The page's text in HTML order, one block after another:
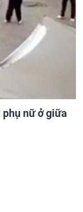
nữ ở giữa